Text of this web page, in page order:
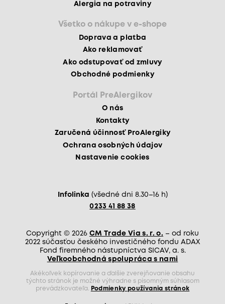
Alergia na potraviny
Všetko o nákupe v e-shope
Doprava a platba
Ako reklamovať
Ako odstupovať od zmluvy
Obchodné podmienky
Portál PreAlergikov
O nás
Kontakty
Zaručená účinnosť ProAlergiky
Ochrana osobných údajov
Nastavenie cookies
Infolinka (všedné dni 8.30–16 h)
0233 41 88 38
Copyright © 2026 CM Trade Via s. r. o. – od roku
2022 súčasťou českého investičného fondu ADAX
Fond firemného nástupníctva SICAV, a. s.
Veľkoobchodná spolupráca s nami
Akékoľvek kopírovanie a ďalšie zverejňovanie obsahu
týchto stránok je možné výhradne s písomným súhlasom
prevádzkovateľa.
Podmienky používania stránok